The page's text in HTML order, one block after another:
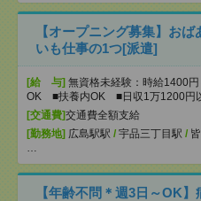
【オープニング募集】お
いも仕事の1つ[派遣]
[給 与] 無資格未経験：時給1400
OK ■扶養内OK ■日収1万1200円
[交通費]交通費全額支給
[勤務地] 広島駅駅 / 宇品三丁目駅 /
…
【年齢不問＊週3日～OK